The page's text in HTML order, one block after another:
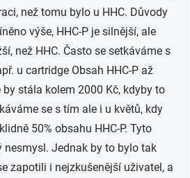
než tomu bylo u HHC. Důvody
výše, HHC-P je silnější, ale
než HHC. Často se setkáváme s
u cartridge Obsah HHC-P až
by stála kolem 2000 Kč, kdyby to
se s tím ale i u květů, kdy
50% obsahu HHC-P. Tyto
nesmysl. Jednak by to bylo tak
zapotili i nejzkušenější uživatel, a